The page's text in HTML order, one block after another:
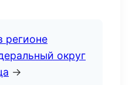
регионе
округ
→